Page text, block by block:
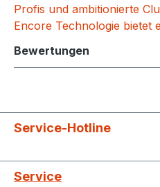
Profis und ambitionierte
Encore Technologie bietet
Bewertungen
Service-Hotline
Service